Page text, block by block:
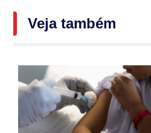
Veja também